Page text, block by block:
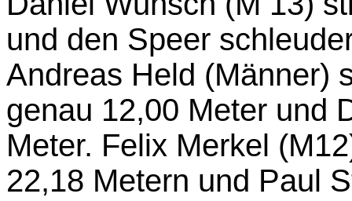
und den Speer
Andreas Held (Männer)
genau 12,00 Meter und
Meter. Felix Merkel
22,18 Metern und Paul